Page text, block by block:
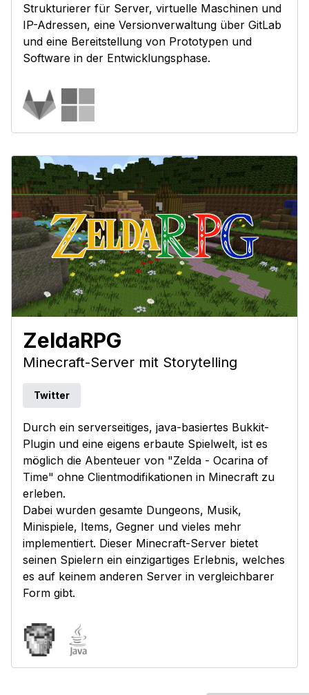
Strukturierer für Server, virtuelle Maschinen und
IP-Adressen, eine Versionverwaltung über GitLab
und eine Bereitstellung von Prototypen und
Software in der Entwicklungsphase.
ZeldaRPG
Minecraft-Server mit Storytelling
Twitter
Durch ein serverseitiges, java-basiertes Bukkit-
Plugin und eine eigens erbaute Spielwelt, ist es
möglich die Abenteuer von "Zelda - Ocarina of
Time" ohne Clientmodifikationen in Minecraft zu
erleben.
Dabei wurden gesamte Dungeons, Musik,
Minispiele, Items, Gegner und vieles mehr
implementiert. Dieser Minecraft-Server bietet
seinen Spielern ein einzigartiges Erlebnis, welches
es auf keinem anderen Server in vergleichbarer
Form gibt.